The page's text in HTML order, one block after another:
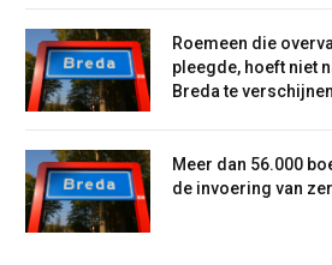
Roemeen die
pleegde, hoeft niet
Breda te
Meer dan 56.000
de invoering van